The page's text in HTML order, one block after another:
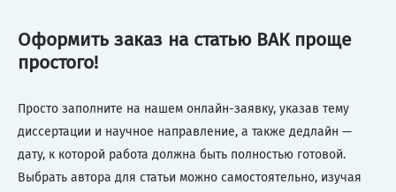
Оформить заказ на статью ВАК проще
простого!
Просто заполните на нашем онлайн-заявку, указав тему
диссертации и научное направление, а также дедлайн —
дату, к которой работа должна быть полностью готовой.
Выбрать автора для статьи можно самостоятельно, изучая